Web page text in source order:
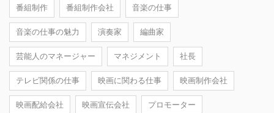
番組制作 番組制作会社 音楽の仕事
音楽の仕事の魅力 演奏家 編曲家
芸能人のマネージャー マネジメント 社長
テレビ関係の仕事 映画に関わる仕事 映画制作会社
映画配給会社 映画宣伝会社 プロモーター